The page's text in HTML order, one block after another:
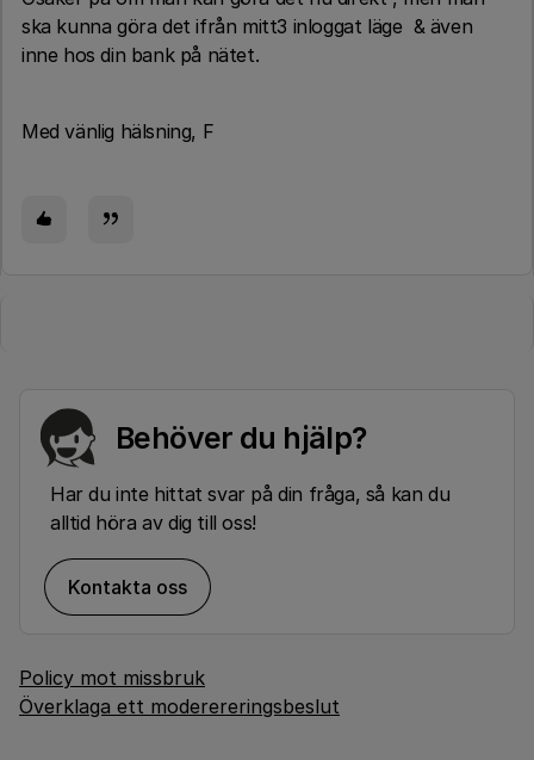
ska kunna göra det ifrån mitt3 inloggat läge & även
inne hos din bank på nätet.
Med vänlig hälsning, F
Behöver du hjälp?
Har du inte hittat svar på din fråga, så kan du
alltid höra av dig till oss!
Kontakta oss
Policy mot missbruk
Överklaga ett moderereringsbeslut